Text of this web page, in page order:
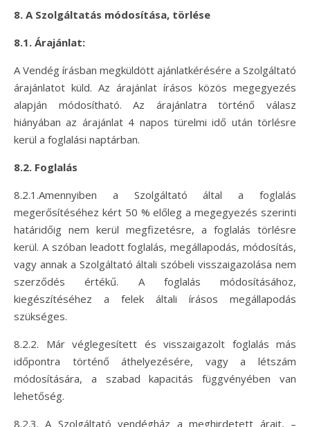
8. A Szolgáltatás módosítása, törlése
8.1. Árajánlat:
A Vendég írásban megküldött ajánlatkérésére a Szolgáltató
árajánlatot küld. Az árajánlat írásos közös megegyezés
alapján módosítható. Az árajánlatra történő válasz
hiányában az árajánlat 4 napos türelmi idő után törlésre
kerül a foglalási naptárban.
8.2. Foglalás
8.2.1.Amennyiben a Szolgáltató által a foglalás
megerősítéséhez kért 50 % előleg a megegyezés szerinti
határidőig nem kerül megfizetésre, a foglalás törlésre
kerül. A szóban leadott foglalás, megállapodás, módosítás,
vagy annak a Szolgáltató általi szóbeli visszaigazolása nem
szerződés értékű. A foglalás módosításához,
kiegészítéséhez a felek általi írásos megállapodás
szükséges.
8.2.2. Már véglegesített és visszaigazolt foglalás más
időpontra történő áthelyezésére, vagy a létszám
módosítására, a szabad kapacitás függvényében van
lehetőség.
8.2.3. A Szolgáltató vendégház a meghirdetett árait, –